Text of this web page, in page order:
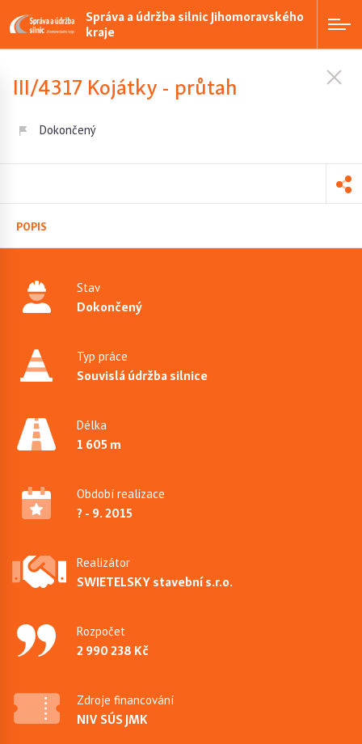
Správa a údržba silnic Jihomoravského
kraje
III/4317 Kojátky - průtah
Dokončený
POPIS
Stav
Dokončený
Typ práce
Souvislá údržba silnice
Délka
1 605 m
Období realizace
? - 9. 2015
Realizátor
SWIETELSKY stavební s.r.o.
Rozpočet
2 990 238 Kč
Zdroje financování
NIV SÚS JMK